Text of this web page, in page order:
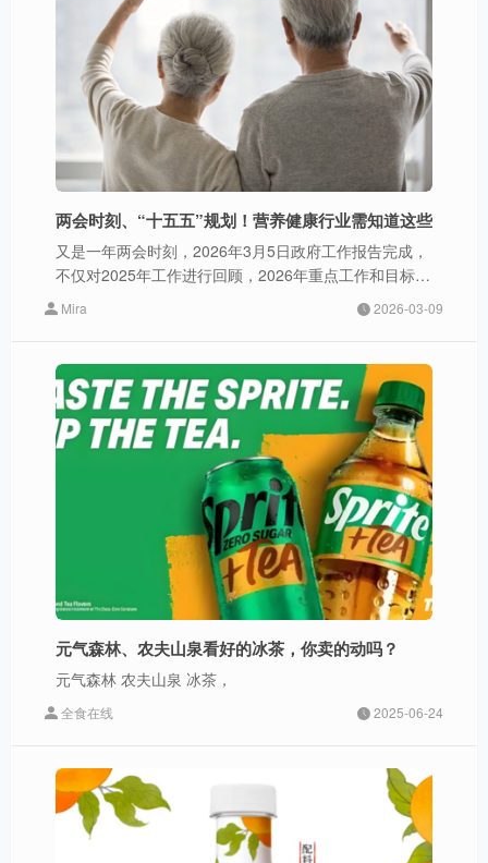
两会时刻、“十五五”规划！营养健康行业需知道这些
又是一年两会时刻，2026年3月5日政府工作报告完成，
不仅对2025年工作进行回顾，2026年重点工作和目标进
行阐述，还介绍了“十五五”规划的重点目标指标、战略任
务等。
Mira 2026-03-09
元气森林、农夫山泉看好的冰茶，你卖的动吗？
元气森林 农夫山泉 冰茶，
全食在线 2025-06-24